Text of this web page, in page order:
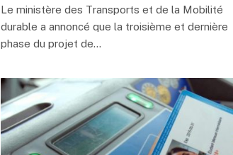
Le ministère des Transports et de la Mobilité
durable a annoncé que la troisième et dernière
phase du projet de…